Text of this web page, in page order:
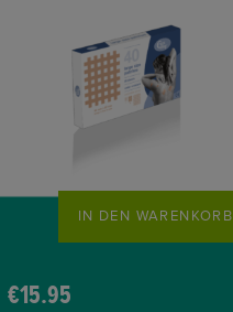
€15.95
IN DEN WARENKORB